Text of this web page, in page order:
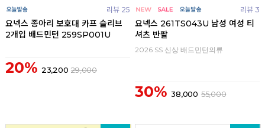
리뷰 25
요넥스 종아리 보호대 카프 슬리브
2개입 배드민턴 259SP001U
20% 23,200 29,000
리뷰 3
요넥스 261TS043U 남성 여성 티
셔츠 반팔
2026 SS 신상 배드민턴의류
30% 38,000 55,000